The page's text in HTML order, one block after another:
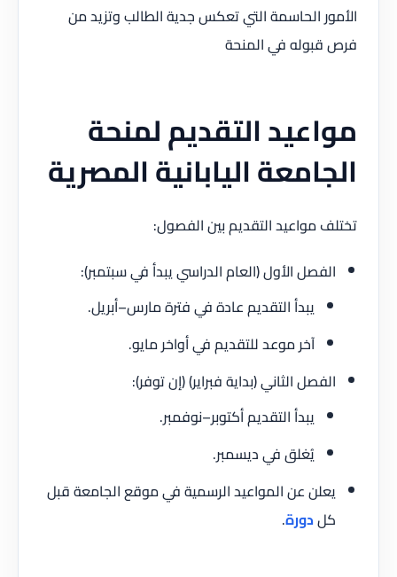
الأمور الحاسمة التي تعكس جدية الطالب وتزيد من
فرص قبوله في المنحة
مواعيدالتقديملمنحة
الجامعة اليابانية المصرية
تختلف مواعيد التقديم بين الفصول:
الفصل الأول (العام الدراسي يبدأ في سبتمبر):
يبدأ التقديم عادة في فترة مارس–أبريل.
آخر موعد للتقديم في أواخر مايو.
الفصل الثاني (بداية فبراير) (إن توفر):
يبدأ التقديم أكتوبر–نوفمبر.
يُغلق في ديسمبر.
يعلن عن المواعيد الرسمية في موقع الجامعة قبل
كلدورة.